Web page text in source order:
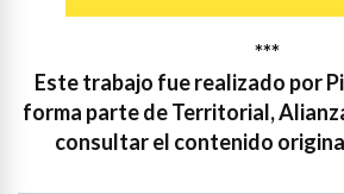
***
Este trabajo fue realizado por
forma parte de Territorial,
consultar el contenido